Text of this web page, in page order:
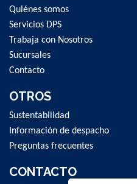
Quiénes somos
Servicios DPS
Trabaja con Nosotros
Sucursales
Contacto
OTROS
Sustentabilidad
Información de despacho
Preguntas frecuentes
CONTACTO